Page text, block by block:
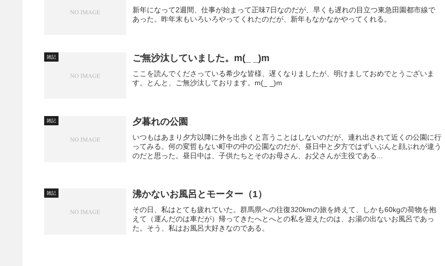
新年になって2週間、仕事が始まって正味7日なのだが、早くも遅れの目立つ東急田園都市線で
あった。昨年末もいろいろやってくれたのだが、新年もなかなかやってくれる。
雑記 ご無沙汰していました。m(_ _)m
ここを読んでくださっている希少な皆様、遅くなりましたが、明けましておめでとうございま
す。とんと、ご無沙汰しております。m(_ _)m
雑記 夕暮れの公園
いつもはあまり夕方以降に外を出歩くと言うことはしないのだが、連れ出されて近くの公園に行
ってみる。何の変哲もない町中の中の公園なのだが、昼日中と夕方ではずいぶんと顔ぶれが違う
のだと思った。昼日中は、子供たちとそのお母さん、お父さんが主役である...
雑記 沸かないお風呂とモーター（1）
その日、私はとても疲れていた。群馬県への往復320kmの旅を終えて、しかも60kgの荷物を抱
えて（運んだのは車だが）帰ってきたへとへとの私を迎えたのは、お湯の出ないお風呂であっ
た。そう、私はお風呂大好きなのである。